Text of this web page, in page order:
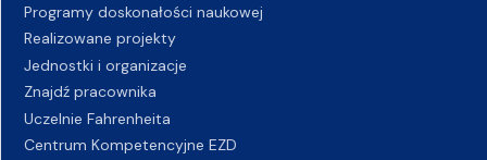
Programy doskonałości naukowej
Realizowane projekty
Jednostki i organizacje
Znajdź pracownika
Uczelnie Fahrenheita
Centrum Kompetencyjne EZD